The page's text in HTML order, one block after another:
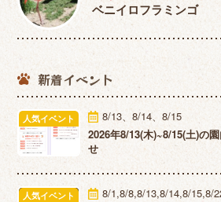
ベニイロフラミンゴ
新着イベント
人気イベント
8/13、8/14、8/15
2026年8/13(木)~8/15(土)の
せ
人気イベント
8/1,8/8,8/13,8/14,8/15,8/